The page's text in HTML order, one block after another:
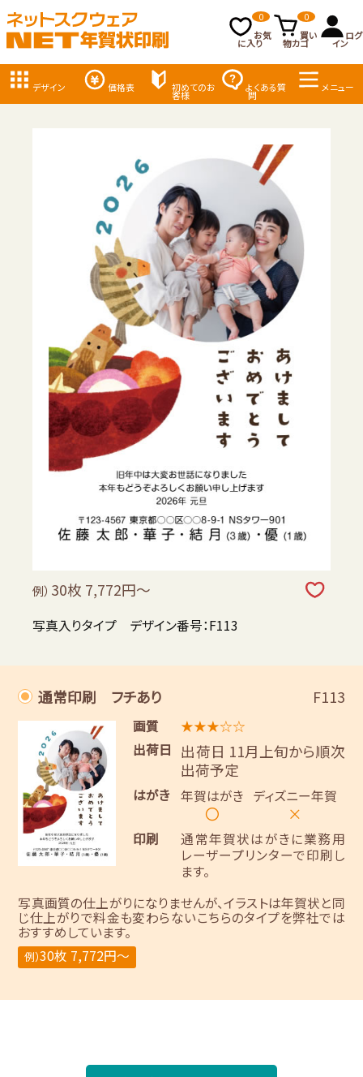
お気
に入り
0
買い
物カゴ
0
ログ
イン
デザイン 価格表 初めてのお
客様
よくある質
問
メニュー
例） 30枚 7,772円～
写真入りタイプ デザイン番号：F113
通常印刷 フチあり F113
画質
★★★☆☆
出荷日
出荷日 11月上旬から順次
出荷予定
はがき 年賀はがき
〇
ディズニー年賀
×
印刷
通常年賀状はがきに業務用
レーザープリンターで印刷し
ます。
写真画質の仕上がりになりませんが、イラストは年賀状と同
じ仕上がりで料金も変わらないこちらのタイプを弊社では
おすすめしています。
例）30枚 7,772円～